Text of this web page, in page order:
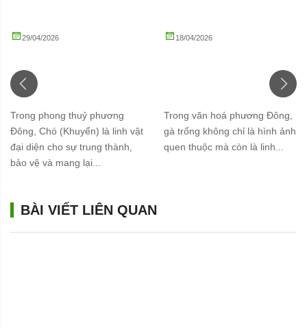
29/04/2026
Vàng 24K – Linh Vật Trấn
Trạch, Chiêu Tài Và Gắn Kết
Trong phong thuỷ phương
Đông, Chó (Khuyển) là linh vật
đại diện cho sự trung thành,
bảo vệ và mang lại...
18/04/2026
Tường, May Mắn Và Thành
Trong văn hoá phương Đông,
gà trống không chỉ là hình ảnh
quen thuộc mà còn là linh...
BÀI VIẾT LIÊN QUAN